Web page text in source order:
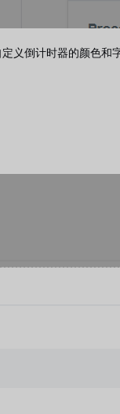
义倒计时器的颜色和